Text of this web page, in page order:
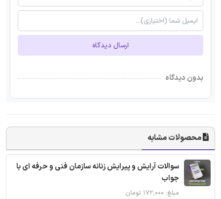
ارسال دیدگاه
بدون دیدگاه
محصولات مشابه
سوالات آرایش و پیرایش زنانه سازمان فنی و حرفه ای با
جواب
مبلغ: ۱۷۲,۰۰۰ تومان